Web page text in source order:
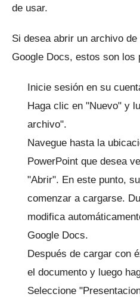
de usar.
Si desea abrir un archivo
Google Docs, estos son los
Inicie sesión en su
Haga clic en "Nuevo" y
archivo".
Navegue hasta la
PowerPoint que desea
"Abrir". En este punto,
comenzar a cargarse.
modifica
Google Docs.
Después de cargar con
el documento y luego
Seleccione